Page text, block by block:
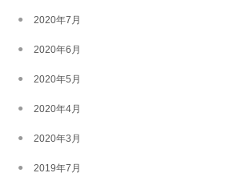
2020年7月
2020年6月
2020年5月
2020年4月
2020年3月
2019年7月